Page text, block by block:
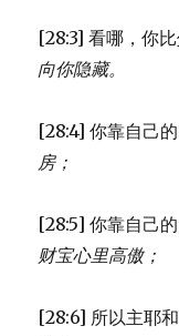
[28:3] 看哪，你比
向你隐藏。
[28:4] 你靠自己
房；
[28:5] 你靠自己
财宝心里高傲；
[28:6] 所以主耶